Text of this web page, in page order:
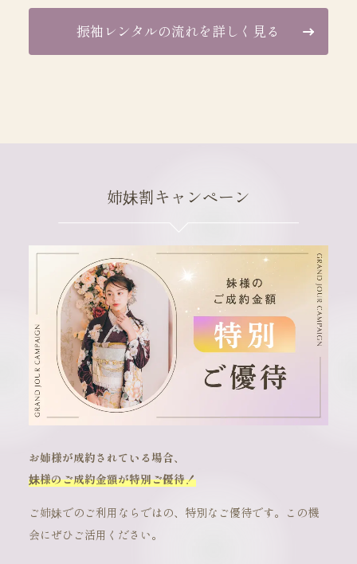
振袖レンタルの流れを詳しく見る
姉妹割キャンペーン
お姉様が成約されている場合、
妹様のご成約金額が特別ご優待！
ご姉妹でのご利用ならではの、特別なご優待です。この機
会にぜひご活用ください。